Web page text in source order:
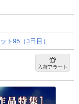
95（3日目）
入荷アラート